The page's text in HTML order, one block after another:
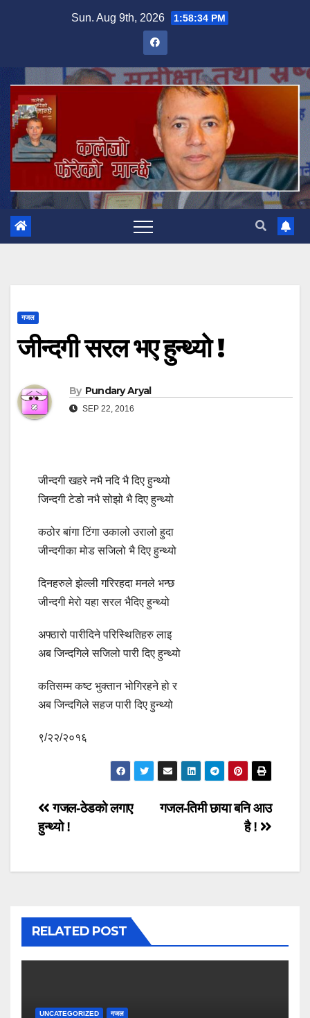
Sun. Aug 9th, 2026 1:58:35 PM
गजल
जीन्दगी सरल भए हुन्थ्यो !
By Pundary Aryal
SEP 22, 2016
जीन्दगी खहरे नभै नदि भै दिए हुन्थ्यो
जिन्दगी टेडो नभै सोझो भै दिए हुन्थ्यो
कठोर बांगा टिंगा उकालो उरालो हुदा
जीन्दगीका मोड सजिलो भै दिए हुन्थ्यो
दिनहरुले झेल्ली गरिरहदा मनले भन्छ
जीन्दगी मेरो यहा सरल भैदिए हुन्थ्यो
अफ्ठारो पारीदिने परिस्थितिहरु लाइ
अब जिन्दगिले सजिलो पारी दिए हुन्थ्यो
कतिसम्म कष्ट भुक्तान भोगिरहने हो र
अब जिन्दगिले सहज पारी दिए हुन्थ्यो
९/२२/२०१६
Post
navigation
गजल-तिमी छाया बनि आउ
है !
गजल-ठेडको लगाए
हुन्थ्यो !
RELATED POST
UNCATEGORIZED गजल